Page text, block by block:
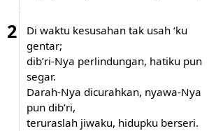
2
Di waktu kesusahan tak usah ‘ku
gentar;
dib’ri-Nya perlindungan, hatiku pun
segar.
Darah-Nya dicurahkan, nyawa-Nya
pun dib’ri,
teruraslah jiwaku, hidupku berseri.